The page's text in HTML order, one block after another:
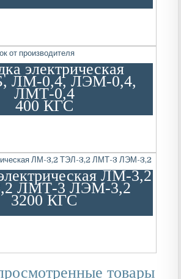
электрическая
ЛМ-0,4, ЛЭМ-0,4,
ЛМТ-0,4
400 КГС
ЛМ-3,2
ЛМТ-3 ЛЭМ-3,2
3200 КГС
товары